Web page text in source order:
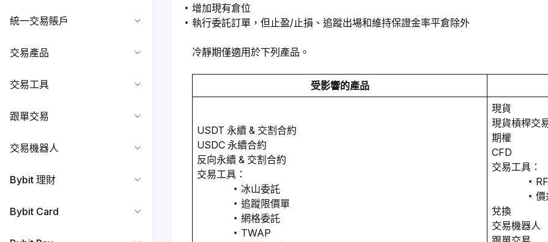
統一交易賬戶
交易產品
交易工具
跟單交易
交易機器人
Bybit 理財
Bybit Card
增加現有倉位
執行委託訂單，但止盈/止損、追蹤出場和維持保證金率平倉除外
冷靜期僅適用於下列產品。
受影響的產品
USDT 永續 & 交割合約
USDC 永續合約
反向永續 & 交割合約
交易工具：
冰山委託
追蹤限價單
網格委託
TWAP
現貨
現貨槓桿交
期權
CFD
交易工具：
價
兌換
交易機器人